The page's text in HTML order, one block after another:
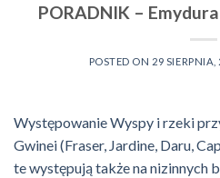
PORADNIK –
POSTED ON 29 SIERPNIA,
Występowanie Wyspy i rzeki
Gwinei (Fraser, Jardine, Daru,
te występują także na nizinnych